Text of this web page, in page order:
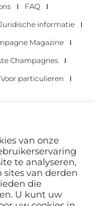
FAQ
informatie
Magazine
Champagnes
Voor particulieren
van onze
te analyseren,
van derden
die
U kunt uw